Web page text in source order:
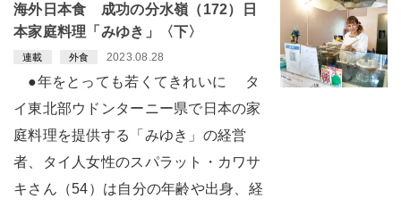
海外日本食 成功の分水嶺（172）日
本家庭料理「みゆき」〈下〉
連載 外食 2023.08.28
●年をとっても若くてきれいに タ
イ東北部ウドンターニー県で日本の家
庭料理を提供する「みゆき」の経営
者、タイ人女性のスパラット・カワサ
キさん（54）は自分の年齢や出身、経